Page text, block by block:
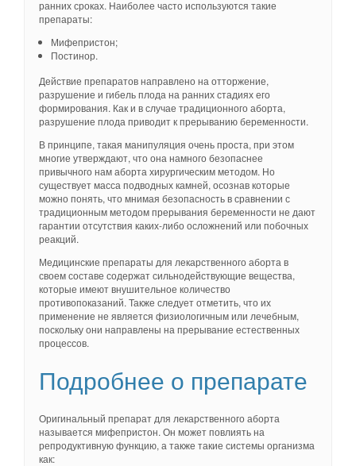
ранних сроках. Наиболее часто используются такие
препараты:
Мифепристон;
Постинор.
Действие препаратов направлено на отторжение,
разрушение и гибель плода на ранних стадиях его
формирования. Как и в случае традиционного аборта,
разрушение плода приводит к прерыванию беременности.
В принципе, такая манипуляция очень проста, при этом
многие утверждают, что она намного безопаснее
привычного нам аборта хирургическим методом. Но
существует масса подводных камней, осознав которые
можно понять, что мнимая безопасность в сравнении с
традиционным методом прерывания беременности не дают
гарантии отсутствия каких-либо осложнений или побочных
реакций.
Медицинские препараты для лекарственного аборта в
своем составе содержат сильнодействующие вещества,
которые имеют внушительное количество
противопоказаний. Также следует отметить, что их
применение не является физиологичным или лечебным,
поскольку они направлены на прерывание естественных
процессов.
Подробнее о препарате
Оригинальный препарат для лекарственного аборта
называется мифепристон. Он может повлиять на
репродуктивную функцию, а также такие системы организма
как: